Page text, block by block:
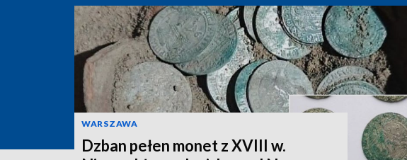
WARSZAWA
Dzban pełen monet z XVIII w.